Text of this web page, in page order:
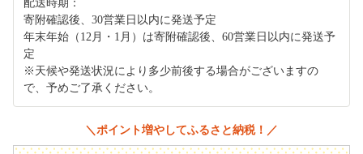
配送時期：
寄附確認後、30営業日以内に発送予定
年末年始（12月・1月）は寄附確認後、60営業日以内に発送予
定
※天候や発送状況により多少前後する場合がございますの
で、予めご了承ください。
＼ポイント増やしてふるさと納税！／